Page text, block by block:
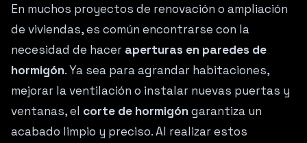
En muchos proyectos de renovación o ampliación
de viviendas, es común encontrarse con la
necesidad de hacer aperturas en paredes de
hormigón. Ya sea para agrandar habitaciones,
mejorar la ventilación o instalar nuevas puertas y
ventanas, el corte de hormigóngarantiza un
acabado limpio y preciso. Al realizar estos